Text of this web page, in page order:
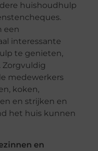
huishoudhulp
een
interessante
te genieten,
Zorgvuldig
medewerkers
koken,
en strijken en
het huis kunnen
en